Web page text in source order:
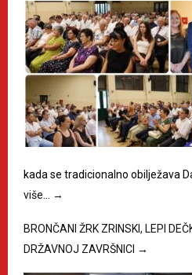
kada se tradicionalno obilježava
više…
→
BRONČANI ŽRK ZRINSKI, LEPI
DRŽAVNOJ ZAVRŠNICI →